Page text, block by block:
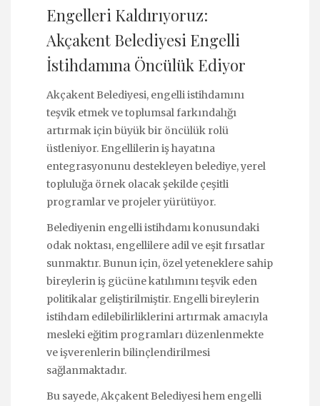
Engelleri Kaldırıyoruz:
Akçakent Belediyesi Engelli
İstihdamına Öncülük Ediyor
Akçakent Belediyesi, engelli istihdamını
teşvik etmek ve toplumsal farkındalığı
artırmak için büyük bir öncülük rolü
üstleniyor. Engellilerin iş hayatına
entegrasyonunu destekleyen belediye, yerel
topluluğa örnek olacak şekilde çeşitli
programlar ve projeler yürütüyor.
Belediyenin engelli istihdamı konusundaki
odak noktası, engellilere adil ve eşit fırsatlar
sunmaktır. Bunun için, özel yeteneklere sahip
bireylerin iş gücüne katılımını teşvik eden
politikalar geliştirilmiştir. Engelli bireylerin
istihdam edilebilirliklerini artırmak amacıyla
mesleki eğitim programları düzenlenmekte
ve işverenlerin bilinçlendirilmesi
sağlanmaktadır.
Bu sayede, Akçakent Belediyesi hem engelli